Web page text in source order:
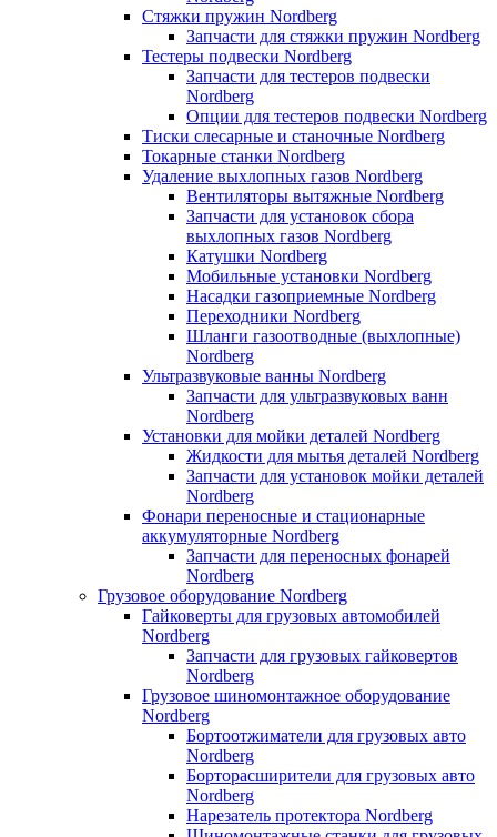
Стяжки пружин Nordberg
Запчасти для стяжки пружин Nordberg
Тестеры подвески Nordberg
Запчасти для тестеров подвески
Nordberg
Опции для тестеров подвески Nordberg
Тиски слесарные и станочные Nordberg
Токарные станки Nordberg
Удаление выхлопных газов Nordberg
Вентиляторы вытяжные Nordberg
Запчасти для установок сбора
выхлопных газов Nordberg
Катушки Nordberg
Мобильные установки Nordberg
Насадки газоприемные Nordberg
Переходники Nordberg
Шланги газоотводные (выхлопные)
Nordberg
Ультразвуковые ванны Nordberg
Запчасти для ультразвуковых ванн
Nordberg
Установки для мойки деталей Nordberg
Жидкости для мытья деталей Nordberg
Запчасти для установок мойки деталей
Nordberg
Фонари переносные и стационарные
аккумуляторные Nordberg
Запчасти для переносных фонарей
Nordberg
Грузовое оборудование Nordberg
Гайковерты для грузовых автомобилей
Nordberg
Запчасти для грузовых гайковертов
Nordberg
Грузовое шиномонтажное оборудование
Nordberg
Бортоотжиматели для грузовых авто
Nordberg
Борторасширители для грузовых авто
Nordberg
Нарезатель протектора Nordberg